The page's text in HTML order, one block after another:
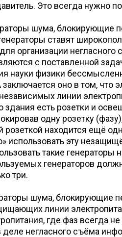
Это всегда нужно
шума, блокирующие
ставят
организации
с поставленной
науки физики
заключается оно в том,
линии
есть розетки и
одну розетку
розеткой находится ещё
использовать эту
такие генераторы
генераторов
три.
шума, блокирующие
линии
где фаз всегда
деле негласного съёма